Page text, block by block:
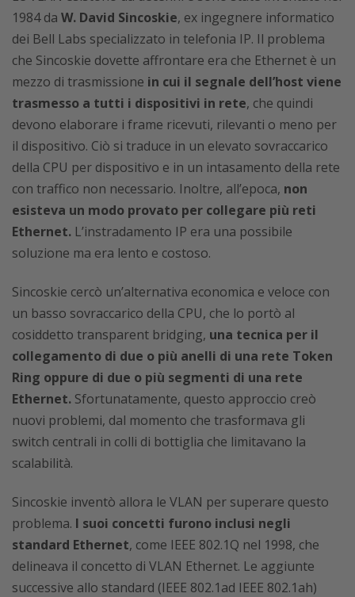
1984 da W. David Sincoskie, ex ingegnere informatico
dei Bell Labs specializzato in telefonia IP. Il problema
che Sincoskie dovette affrontare era che Ethernet è un
mezzo di trasmissione in cui il segnale dell’host viene
trasmesso a tutti i dispositivi in rete, che quindi
devono elaborare i frame ricevuti, rilevanti o meno per
il dispositivo. Ciò si traduce in un elevato sovraccarico
della CPU per dispositivo e in un intasamento della rete
con traffico non necessario. Inoltre, all’epoca, non
esisteva un modo provato per collegare più reti
Ethernet. L’instradamento IP era una possibile
soluzione ma era lento e costoso.
Sincoskie cercò un’alternativa economica e veloce con
un basso sovraccarico della CPU, che lo portò al
cosiddetto transparent bridging, una tecnica per il
collegamento di due o più anelli di una rete Token
Ring oppure di due o più segmenti di una rete
Ethernet. Sfortunatamente, questo approccio creò
nuovi problemi, dal momento che trasformava gli
switch centrali in colli di bottiglia che limitavano la
scalabilità.
Sincoskie inventò allora le VLAN per superare questo
problema. I suoi concetti furono inclusi negli
standard Ethernet, come IEEE 802.1Q nel 1998, che
delineava il concetto di VLAN Ethernet. Le aggiunte
successive allo standard (IEEE 802.1ad IEEE 802.1ah)